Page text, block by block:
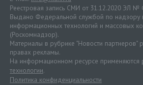
Реестровая запись СМИ от 31.12.2020 ЭЛ №
Выдано Федеральной службой по надзору
информационных технологий и массовых
(Роскомнадзор).
Материалы в рубрике "Новости партнеров"
правах рекламы.
На информационном ресурсе применяются
технологии.
Политика конфиденциальности